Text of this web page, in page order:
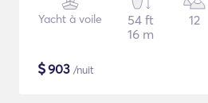
Yacht à voile
54 ft
16 m
12
$903 /nuit